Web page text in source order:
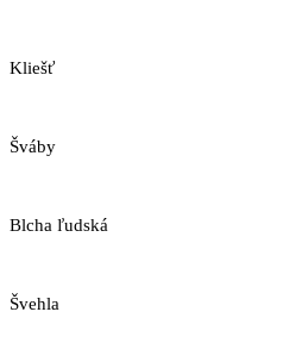
Kliešť
Šváby
Blcha ľudská
Švehla